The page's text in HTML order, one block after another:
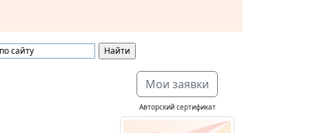
Мои заявки
Авторский сертификат